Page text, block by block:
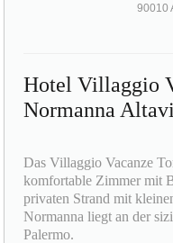
90010
Hotel Villaggio
Normanna
Das Villaggio Vacanze
komfortable Zimmer mit
privaten Strand mit
Normanna liegt an der
Palermo.